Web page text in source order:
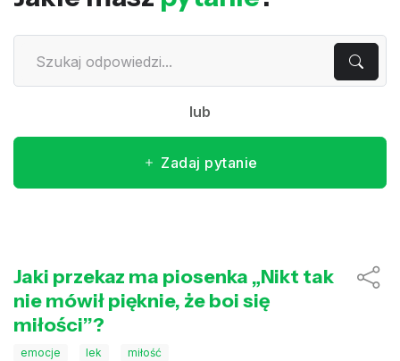
lub
Zadaj pytanie
Jaki przekaz ma piosenka „Nikt tak
nie mówił pięknie, że boi się
miłości”?
emocje lek miłość